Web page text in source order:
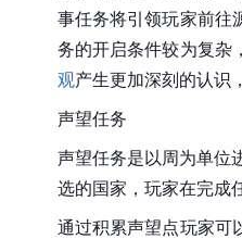
事任务将引领玩家前往
务的开启条件较为复杂
观产生更加深刻的认识
声望任务
声望任务是以周为单位
选的国家，玩家在完成
通过积累声望点玩家可